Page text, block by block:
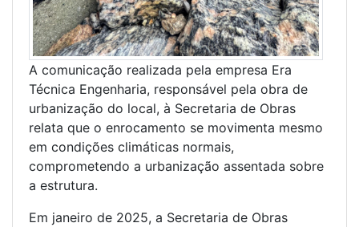
A comunicação realizada pela empresa Era
Técnica Engenharia, responsável pela obra de
urbanização do local, à Secretaria de Obras
relata que o enrocamento se movimenta mesmo
em condições climáticas normais,
comprometendo a urbanização assentada sobre
a estrutura.
Em janeiro de 2025, a Secretaria de Obras